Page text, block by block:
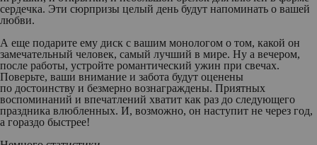
сердечка. Эти сюрпризы целый день будут напоминать о вашей
любви.
А еще подарите ему диск с вашим монологом о том, какой он
замечательный человек, самый лучший в мире. Ну а вечером,
после работы, устройте романтический ужин при свечах.
Поверьте, ваши внимание и забота будут оценены
по достоинству и безмерно вознаграждены. Приятных
воспоминаний и впечатлений хватит как раз до следующего
праздника влюбленных. И, возможно, он наступит не через год,
а гораздо быстрее!